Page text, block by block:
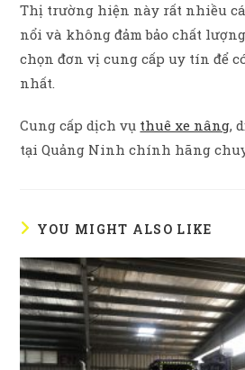
Thị trường hiện này rất nhiều
nổi và không đảm bảo chất
chọn đơn vị cung cấp uy tín để
nhất.
Cung cấp dịch vụ thuê xe nâng,
tại Quảng Ninh chính hãng
YOU MIGHT ALSO LIKE